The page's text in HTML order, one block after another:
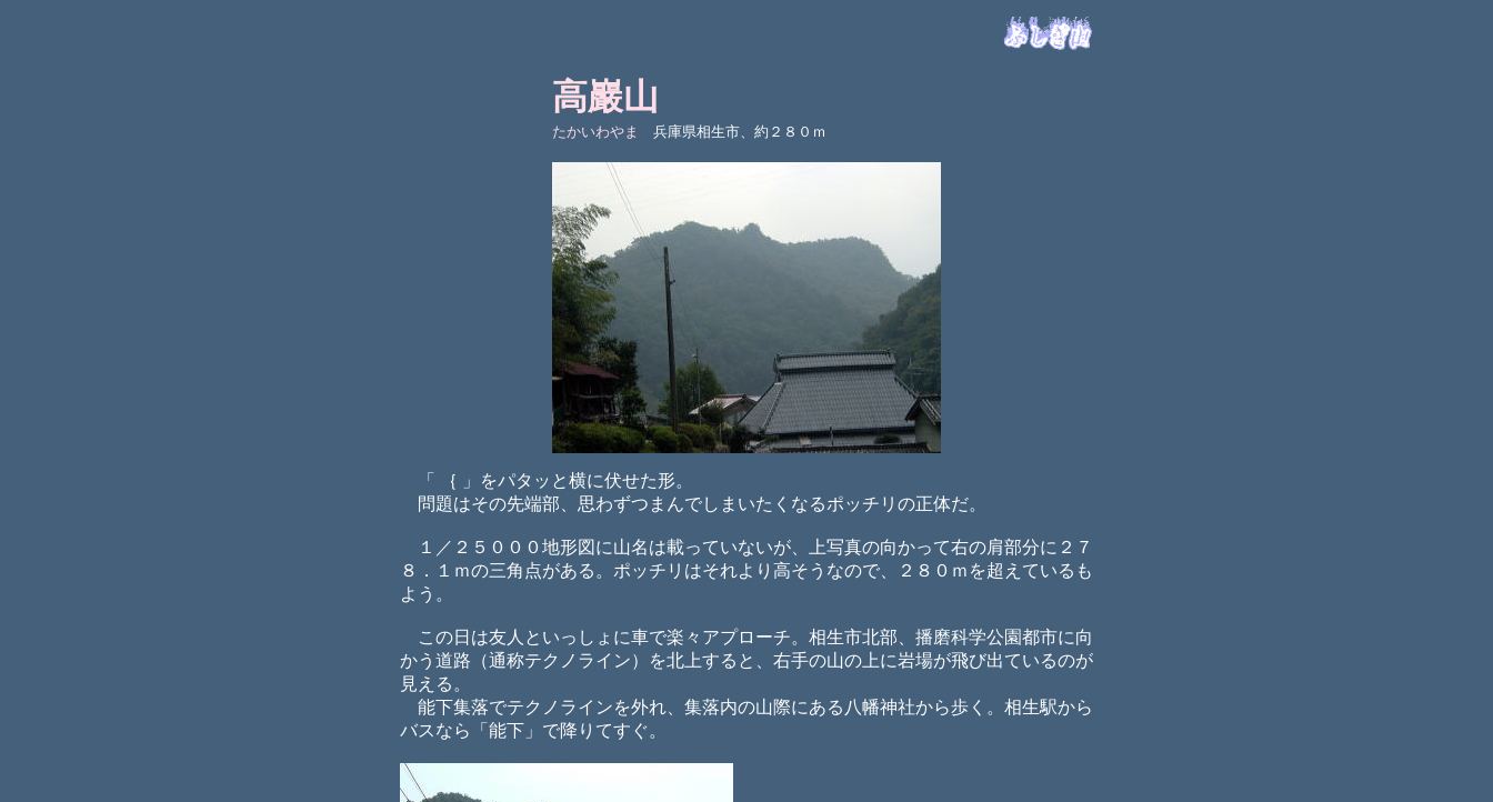
高巖山
たかいわやま 兵庫県相生市、約２８０ｍ
「 ｛ 」をパタッと横に伏せた形。
問題はその先端部、思わずつまんでしまいたくなるポッチリの正体だ。
１／２５０００地形図に山名は載っていないが、上写真の向かって右の肩部分に２７
８．１ｍの三角点がある。ポッチリはそれより高そうなので、２８０ｍを超えているも
よう。
この日は友人といっしょに車で楽々アプローチ。相生市北部、播磨科学公園都市に向
かう道路（通称テクノライン）を北上すると、右手の山の上に岩場が飛び出ているのが
見える。
能下集落でテクノラインを外れ、集落内の山際にある八幡神社から歩く。相生駅から
バスなら「能下」で降りてすぐ。